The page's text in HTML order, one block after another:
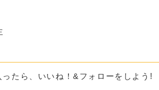
ったら、いいね！&フォローをしよう!